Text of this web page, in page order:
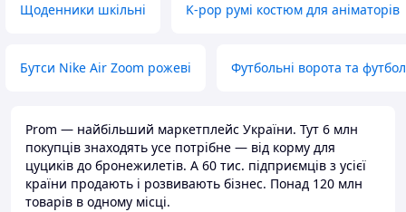
Щоденники шкільні K-pop румі костюм для аніматорів
Бутси Nike Air Zoom рожеві Футбольні ворота та
Prom — найбільший маркетплейс України. Тут 6 млн
покупців знаходять усе потрібне — від корму для
цуциків до бронежилетів. А 60 тис. підприємців з усієї
країни продають і розвивають бізнес. Понад 120 млн
товарів в одному місці.